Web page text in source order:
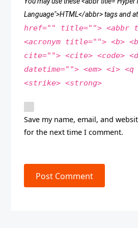
Language">HTML</abbr> tags and
href="" title=""> <abbr
<acronym title=""> <b>
cite=""> <cite> <code>
datetime=""> <em> <i>
<strike> <strong>
Save my name, email, and
for the next time I comment.
Post Comment